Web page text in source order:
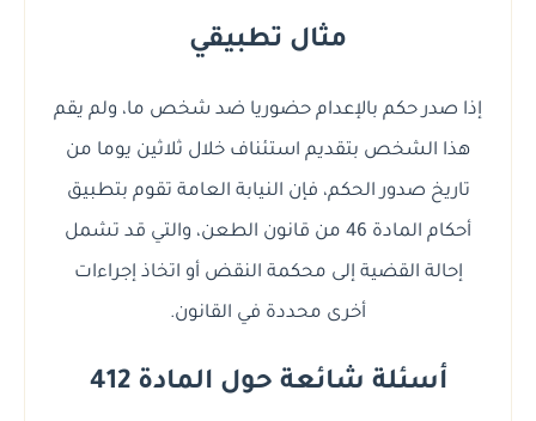
مثال تطبيقي
إذا صدر حكم بالإعدام حضوريا ضد شخص ما، ولم يقم
هذا الشخص بتقديم استئناف خلال ثلاثين يوما من
تاريخ صدور الحكم، فإن النيابة العامة تقوم بتطبيق
أحكام المادة 46 من قانون الطعن، والتي قد تشمل
إحالة القضية إلى محكمة النقض أو اتخاذ إجراءات
أخرى محددة في القانون.
أسئلة شائعة حول المادة 412